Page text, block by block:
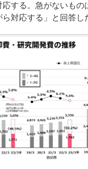
応する。急がないもの
対応する」と回答し